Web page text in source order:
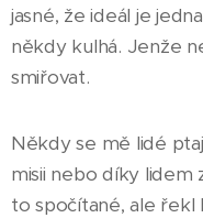
jasné, že ideál je
někdy kulhá. Jenže
smiřovat.
Někdy se mě lidé
misii nebo díky lidem
to spočítané, ale